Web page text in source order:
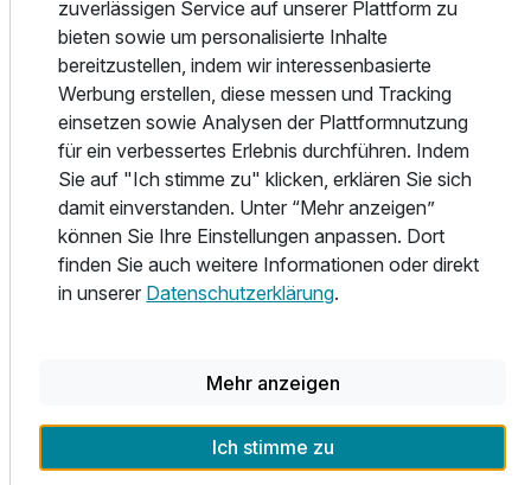
Massenprodukt. Aus Überzeugung werden nur im Freiland
gehaltene BIO-Tiere wertschätzend im Ganzen verarbeitet.
Allergiker und Veganer finden eine feine Auswahl. Ein
eigenes à la carte-Restaurant steht den Gästen zur
Verfügung. Halbpensionsgäste erwartet das Allzeit-BIO-
Genuss-Buffet von 14-16 Uhr mit Säften, Suppen, Salaten
und Mehlspeisen. Abends wird ein 4-Gang-Menü mit
Salatbuffet und mehreren Wahlmöglichkeiten beim
Hauptgericht geboten.
Das BIO-Vital-Frühstücksbuffet mit Saftpressecke,
Brotladen, BIO-Müslis und frisch gekochten Eiergerichten
Hagebutte bieten gemütliche Nischen und Feierstuben.
ein herrlicher Platz für Frühstück, Mittag- und Abendessen.
zuverlässigen Service auf unserer Plattform zu
bieten sowie um personalisierte Inhalte
bereitzustellen, indem wir interessenbasierte
Werbung erstellen, diese messen und Tracking
einsetzen sowie Analysen der Plattformnutzung
für ein verbessertes Erlebnis durchführen. Indem
Sie auf "Ich stimme zu" klicken, erklären Sie sich
damit einverstanden. Unter “Mehr anzeigen”
können Sie Ihre Einstellungen anpassen. Dort
finden Sie auch weitere Informationen oder direkt
in unserer Datenschutzerklärung.
Mehr anzeigen
Ich stimme zu